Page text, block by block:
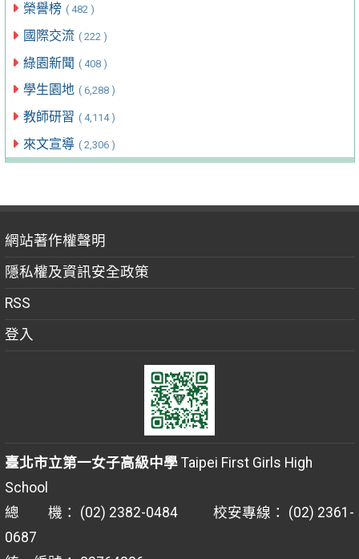
榮譽榜 ( 482 )
國際交流 ( 222 )
綠園新聞 ( 408 )
學生園地 ( 6,288 )
教師研習 ( 4,114 )
來文宣導 ( 2,306 )
網站著作權聲明
隱私權及資訊安全政策
RSS
登入
臺北市立第一女子高級中學Taipei First Girls High
School
總 機： (02) 2382-0484 校安專線： (02) 2361-
0687